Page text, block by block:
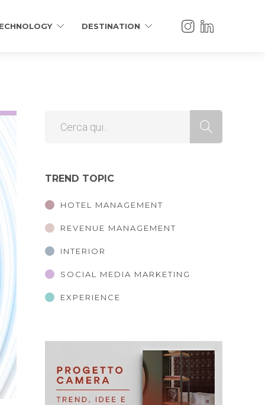
DESTINATION
TREND TOPIC
HOTEL MANAGEMENT
REVENUE MANAGEMENT
INTERIOR
SOCIAL MEDIA MARKETING
EXPERIENCE